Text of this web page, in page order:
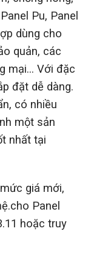
Pu, Panel
dùng cho
quản, các
mại… Với đặc
đặt dễ dàng.
có nhiều
một sản
nhất tại
giá mới,
Panel
hoặc truy